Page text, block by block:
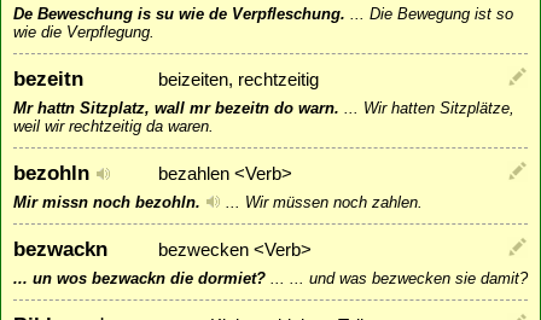
De Beweschung is su wie de Verpfleschung.
Die Bewegung ist so
wie die Verpflegung.
bezeitn beizeiten, rechtzeitig
Mr hattn Sitzplatz, wall mr bezeitn do warn.
Wir hatten Sitzplätze,
weil wir rechtzeitig da waren.
bezohln bezahlen <Verb>
Mir missn noch bezohln. Wir müssen noch zahlen.
bezwackn bezwecken <Verb>
... un wos bezwackn die dormiet? ... und was bezwecken sie damit?